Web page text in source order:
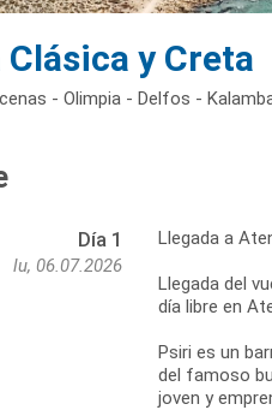
y Creta
- Olimpia - Delfos -
Día 1
lu, 06.07.2026
Llegada a
Llegada del
día libre en
Psiri es un
del famoso
joven y